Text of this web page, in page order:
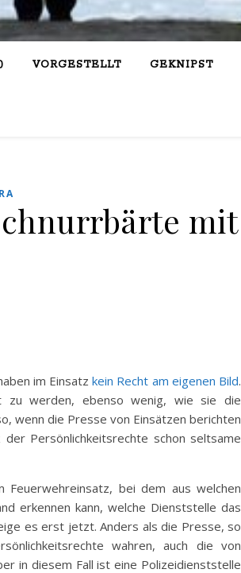
VORGESTELLT GEKNIPST
mit
im Einsatz kein Recht am eigenen Bild.
zu werden, ebenso wenig, wie sie die
wenn die Presse von Einsätzen berichten
Persönlichkeitsrechte schon seltsame
bei dem aus welchen
erkennen kann, welche Dienststelle das
es erst jetzt. Anders als die Presse, so
wahren, auch die von
in diesem Fall ist eine Polizeidienststelle